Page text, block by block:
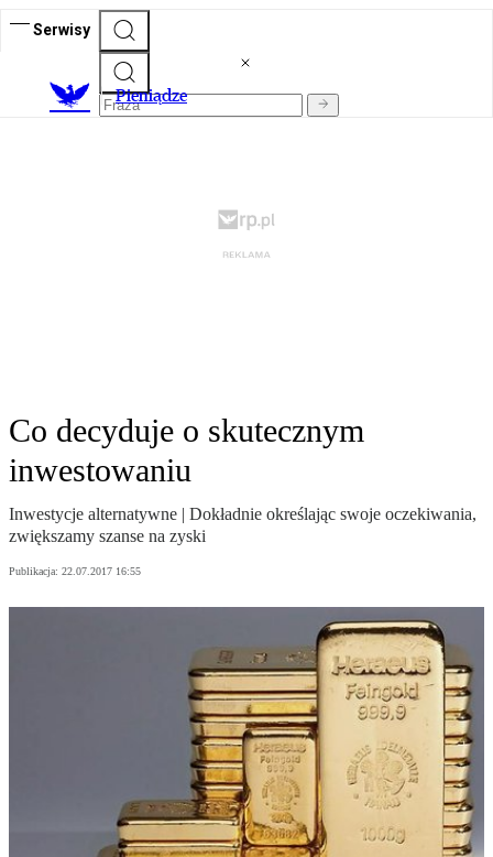
Serwisy
Pieniądze
Co decyduje o skutecznym
inwestowaniu
Inwestycje alternatywne | Dokładnie określając swoje oczekiwania,
zwiększamy szanse na zyski
Publikacja: 22.07.2017 16:55